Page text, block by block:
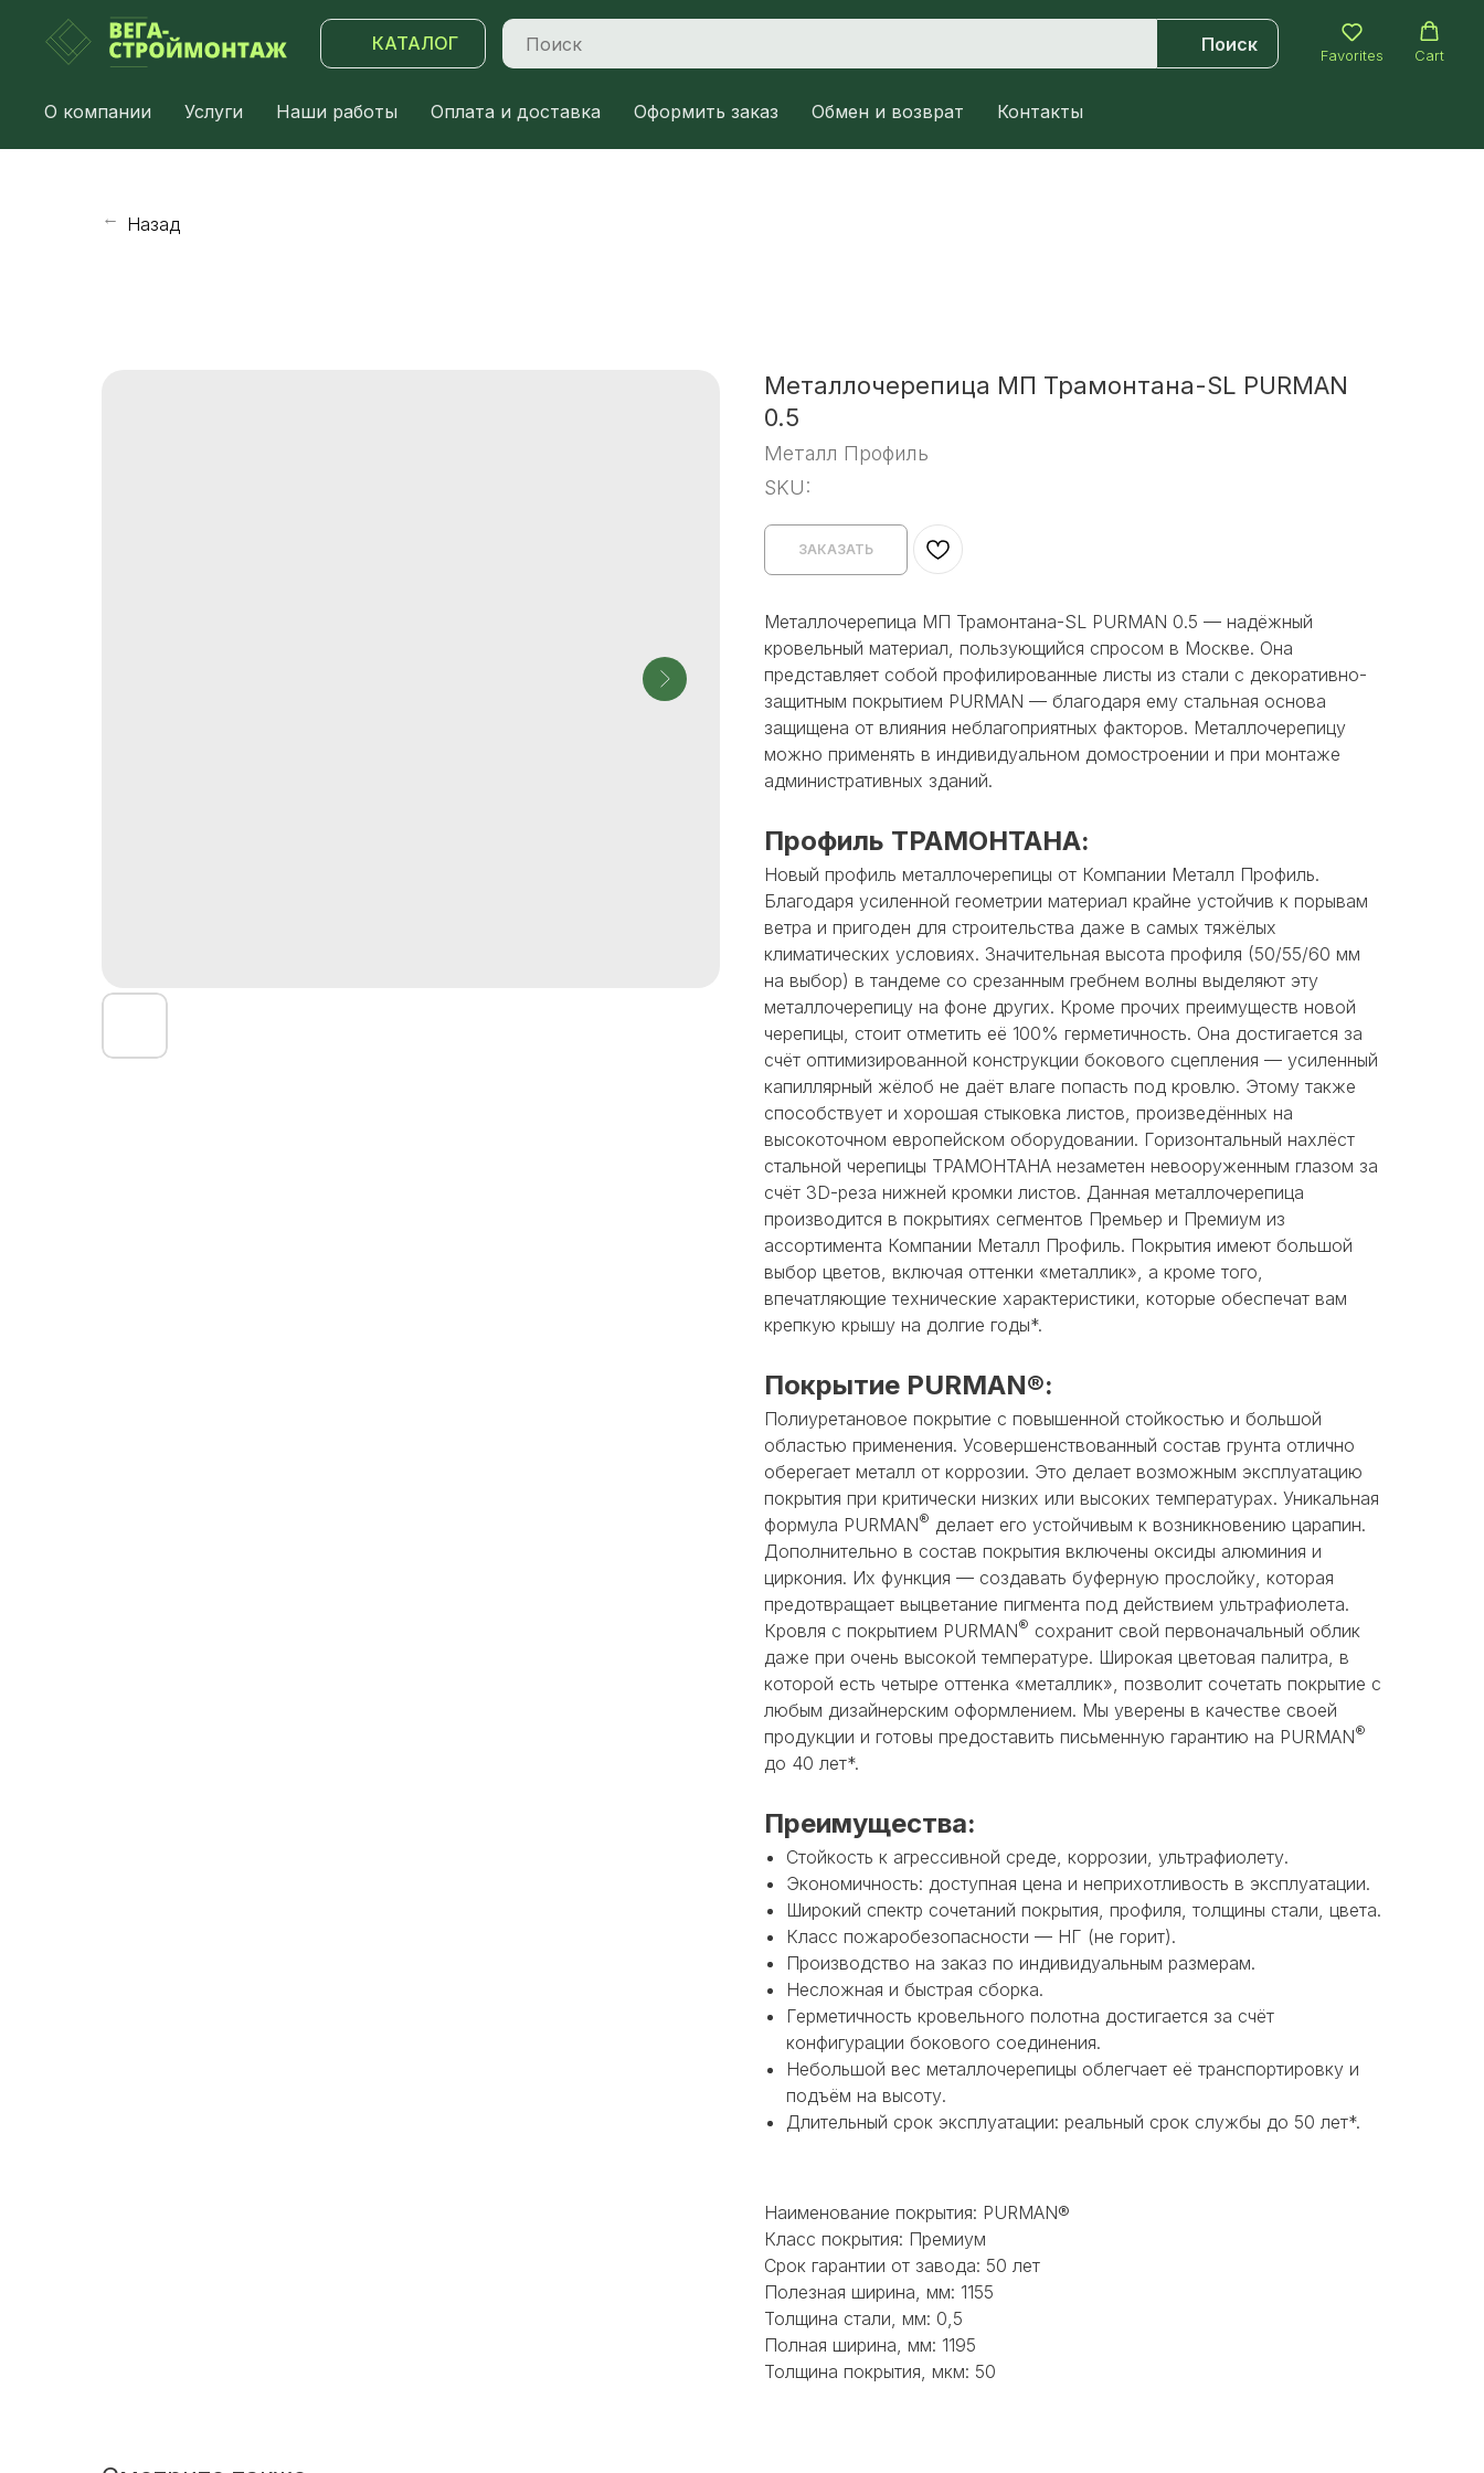
КАТАЛОГ Поиск
Favorites Cart
О компании Услуги Наши работы Оплата и доставка Оформить заказ Обмен и возврат Контакты
→ Назад
Металлочерепица МП Трамонтана-SL PURMAN
0.5
Металл Профиль
SKU:
ЗАКАЗАТЬ
Металлочерепица МП Трамонтана-SL PURMAN 0.5 — надёжный
кровельный материал, пользующийся спросом в Москве. Она
представляет собой профилированные листы из стали c декоративно-
защитным покрытием PURMAN — благодаря ему стальная основа
защищена от влияния неблагоприятных факторов. Металлочерепицу
можно применять в индивидуальном домостроении и при монтаже
административных зданий.
Профиль ТРАМОНТАНА:
Новый профиль металлочерепицы от Компании Металл Профиль.
Благодаря усиленной геометрии материал крайне устойчив к порывам
ветра и пригоден для строительства даже в самых тяжёлых
климатических условиях. Значительная высота профиля (50/55/60 мм
на выбор) в тандеме со срезанным гребнем волны выделяют эту
металлочерепицу на фоне других. Кроме прочих преимуществ новой
черепицы, стоит отметить её 100% герметичность. Она достигается за
счёт оптимизированной конструкции бокового сцепления — усиленный
капиллярный жёлоб не даёт влаге попасть под кровлю. Этому также
способствует и хорошая стыковка листов, произведённых на
высокоточном европейском оборудовании. Горизонтальный нахлёст
стальной черепицы ТРАМОНТАНА незаметен невооруженным глазом за
счёт 3D-реза нижней кромки листов. Данная металлочерепица
производится в покрытиях сегментов Премьер и Премиум из
ассортимента Компании Металл Профиль. Покрытия имеют большой
выбор цветов, включая оттенки «металлик», а кроме того,
впечатляющие технические характеристики, которые обеспечат вам
крепкую крышу на долгие годы*.
Покрытие PURMAN®:
Полиуретановое покрытие с повышенной стойкостью и большой
областью применения. Усовершенствованный состав грунта отлично
оберегает металл от коррозии. Это делает возможным эксплуатацию
покрытия при критически низких или высоких температурах. Уникальная
формула PURMAN® делает его устойчивым к возникновению царапин.
Дополнительно в состав покрытия включены оксиды алюминия и
циркония. Их функция — создавать буферную прослойку, которая
предотвращает выцветание пигмента под действием ультрафиолета.
Кровля с покрытием PURMAN® сохранит свой первоначальный облик
даже при очень высокой температуре. Широкая цветовая палитра, в
которой есть четыре оттенка «металлик», позволит сочетать покрытие с
любым дизайнерским оформлением. Мы уверены в качестве своей
продукции и готовы предоставить письменную гарантию на PURMAN®
до 40 лет*.
Преимущества:
Стойкость к агрессивной среде, коррозии, ультрафиолету.
Экономичность: доступная цена и неприхотливость в эксплуатации.
Широкий спектр сочетаний покрытия, профиля, толщины стали, цвета.
Класс пожаробезопасности — НГ (не горит).
Производство на заказ по индивидуальным размерам.
Несложная и быстрая сборка.
Герметичность кровельного полотна достигается за счёт
конфигурации бокового соединения.
Небольшой вес металлочерепицы облегчает её транспортировку и
подъём на высоту.
Длительный срок эксплуатации: реальный срок службы до 50 лет*.
Наименование покрытия: PURMAN®
Класс покрытия: Премиум
Срок гарантии от завода: 50 лет
Полезная ширина, мм: 1155
Толщина стали, мм: 0,5
Полная ширина, мм: 1195
Толщина покрытия, мкм: 50